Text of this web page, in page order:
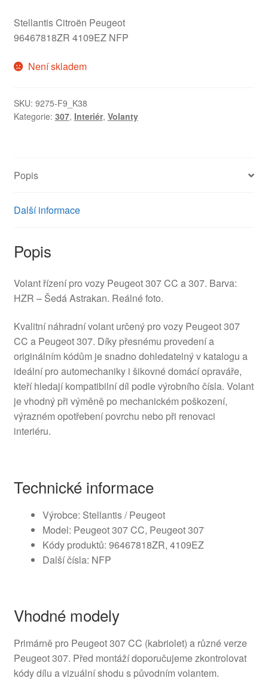
Stellantis Citroën Peugeot
96467818ZR 4109EZ NFP
Není skladem
SKU: 9275-F9_K38
Kategorie: 307, Interiér, Volanty
Popis
Další informace
Popis
Volant řízení pro vozy Peugeot 307 CC a 307. Barva:
HZR – Šedá Astrakan. Reálné foto.
Kvalitní náhradní volant určený pro vozy Peugeot 307
CC a Peugeot 307. Díky přesnému provedení a
originálním kódům je snadno dohledatelný v katalogu a
ideální pro automechaniky i šikovné domácí opraváře,
kteří hledají kompatibilní díl podle výrobního čísla. Volant
je vhodný při výměně po mechanickém poškození,
výrazném opotřebení povrchu nebo při renovaci
interiéru.
Technické informace
Výrobce: Stellantis / Peugeot
Model: Peugeot 307 CC, Peugeot 307
Kódy produktů: 96467818ZR, 4109EZ
Další čísla: NFP
Vhodné modely
Primárně pro Peugeot 307 CC (kabriolet) a různé verze
Peugeot 307. Před montáží doporučujeme zkontrolovat
kódy dílu a vizuální shodu s původním volantem.